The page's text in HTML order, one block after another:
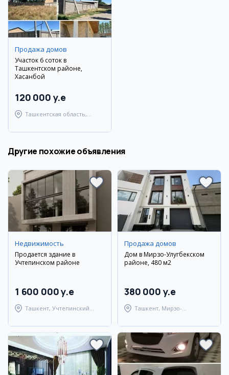
Продажа домов
Участок 6 соток в
Ташкентском районе,
Хасанбой
120 000 y.e
Ташкентская область,
Другие похожие объявления
Недвижимость
Продается здание в
Учтепинском районе
1 600 000 y.e
Ташкент, Учтепинский
Продажа домов
Дом в Мирзо-Улугбекском
районе, 480 м2
380 000 y.e
Ташкент, Мирзо-